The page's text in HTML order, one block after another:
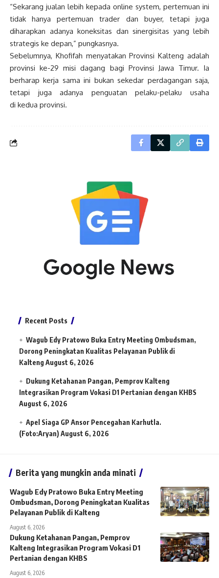
“Sekarang jualan lebih kepada online system, pertemuan ini
tidak hanya pertemuan trader dan buyer, tetapi juga
diharapkan adanya koneksitas dan sinergisitas yang lebih
strategis ke depan,” pungkasnya.
Sebelumnya, Khofifah menyatakan Provinsi Kalteng adalah
provinsi ke-29 misi dagang bagi Provinsi Jawa Timur. Ia
berharap kerja sama ini bukan sekedar perdagangan saja,
tetapi juga adanya penguatan pelaku-pelaku usaha
di kedua provinsi.
Recent Posts
Wagub Edy Pratowo Buka Entry Meeting Ombudsman,
Dorong Peningkatan Kualitas Pelayanan Publik di
Kalteng August 6, 2026
Dukung Ketahanan Pangan, Pemprov Kalteng
Integrasikan Program Vokasi D1 Pertanian dengan KHBS
August 6, 2026
Apel Siaga GP Ansor Pencegahan Karhutla.
(Foto:Aryan) August 6, 2026
Berita yang mungkin anda minati
Wagub Edy Pratowo Buka Entry Meeting
Ombudsman, Dorong Peningkatan Kualitas
Pelayanan Publik di Kalteng
August 6, 2026
Dukung Ketahanan Pangan, Pemprov
Kalteng Integrasikan Program Vokasi D1
Pertanian dengan KHBS
August 6, 2026